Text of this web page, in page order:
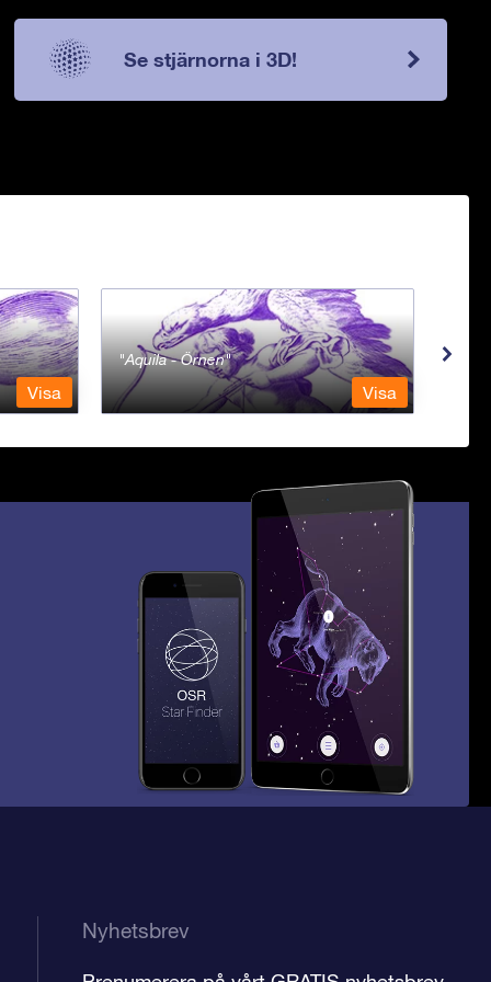
Se stjärnorna i 3D!
Visa
Aquila - Örnen
Visa
Nyhetsbrev